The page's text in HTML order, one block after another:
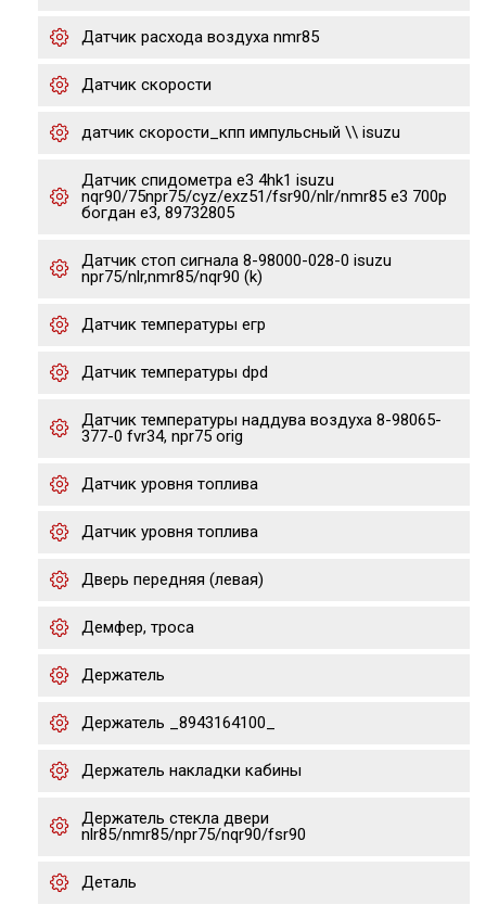
Датчик расхода воздуха nmr85
Датчик скорости
датчик скорости_кпп импульсный \\ isuzu
Датчик спидометра е3 4hk1 isuzu
nqr90/75npr75/cyz/exz51/fsr90/nlr/nmr85 e3 700p
богдан е3, 89732805
Датчик стоп сигнала 8-98000-028-0 isuzu
npr75/nlr,nmr85/nqr90 (k)
Датчик температуры егр
Датчик температуры dpd
Датчик температуры наддува воздуха 8-98065-
377-0 fvr34, npr75 orig
Датчик уровня топлива
Датчик уровня топлива
Дверь передняя (левая)
Демфер, троса
Держатель
Держатель _8943164100_
Держатель накладки кабины
Держатель стекла двери
nlr85/nmr85/npr75/nqr90/fsr90
Деталь